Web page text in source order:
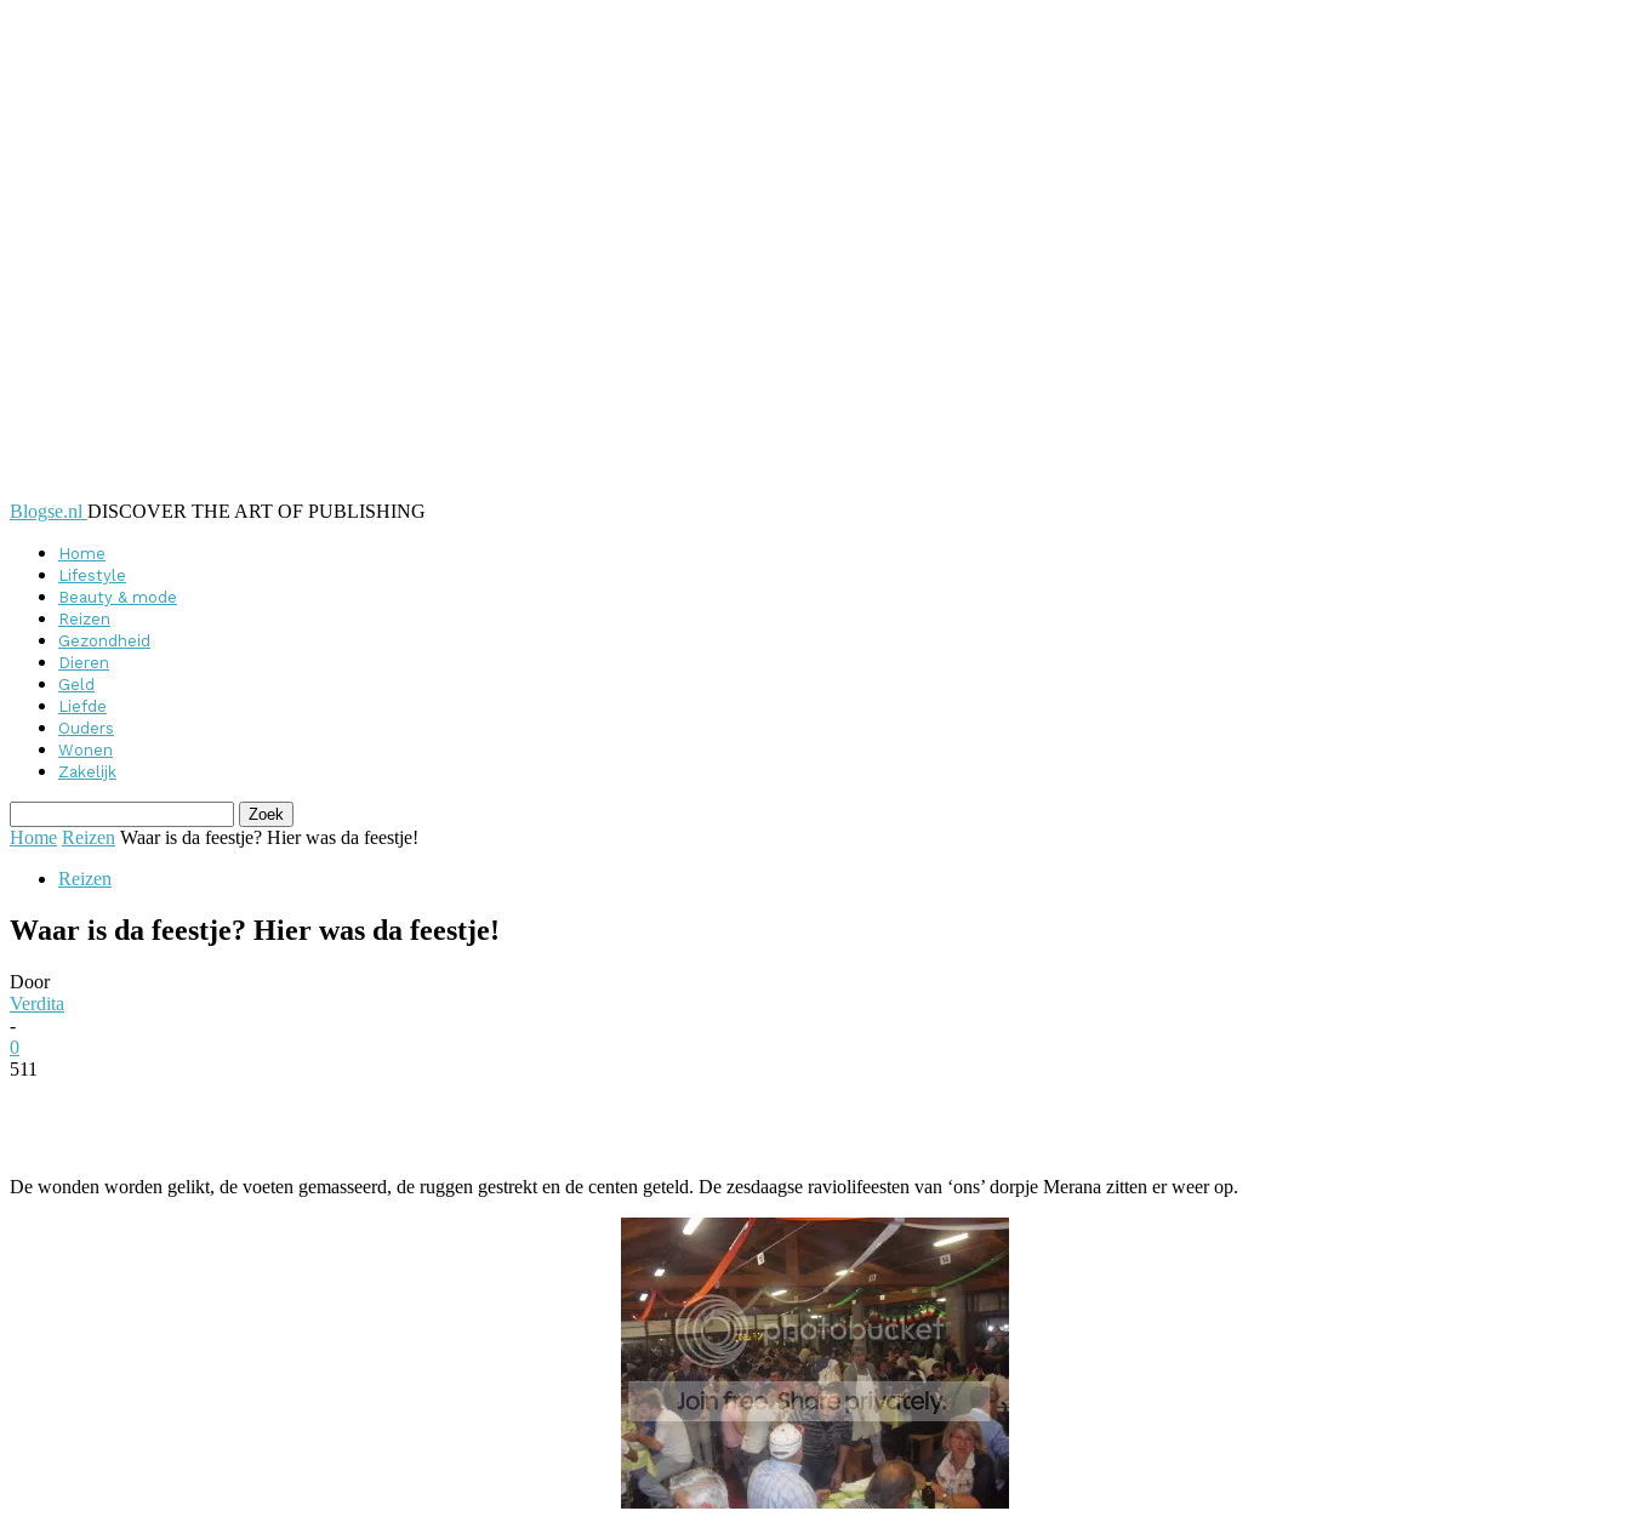
Blogse.nl DISCOVER THE ART OF PUBLISHING
Home
Lifestyle
Beauty & mode
Reizen
Gezondheid
Dieren
Geld
Liefde
Ouders
Wonen
Zakelijk
Home Reizen Waar is da feestje? Hier was da feestje!
Reizen
Waar is da feestje? Hier was da feestje!
Door
Verdita
-
0
511
De wonden worden gelikt, de voeten gemasseerd, de ruggen gestrekt en de centen geteld. De zesdaagse raviolifeesten van ‘ons’ dorpje Merana zitten er weer op.